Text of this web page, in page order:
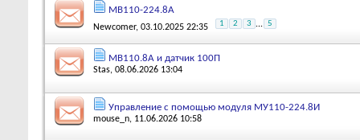
МВ110-224.8А
Newcomer, 03.10.2025 22:35 1 2 3 ... 5
МВ110.8А и датчик 100П
Stas, 08.06.2026 13:04
Управление с помощью модуля МУ110-224.8И
mouse_n, 11.06.2026 10:58